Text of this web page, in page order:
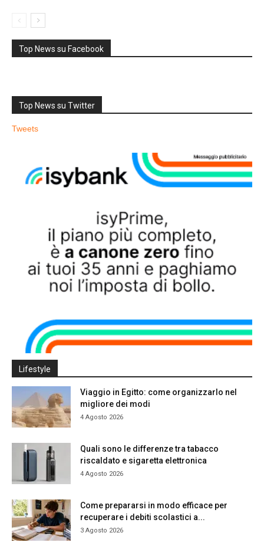
Top News su Facebook
Top News su Twitter
Tweets
Lifestyle
Viaggio in Egitto: come organizzarlo nel
migliore dei modi
4 Agosto 2026
Quali sono le differenze tra tabacco
riscaldato e sigaretta elettronica
4 Agosto 2026
Come prepararsi in modo efficace per
recuperare i debiti scolastici a...
3 Agosto 2026